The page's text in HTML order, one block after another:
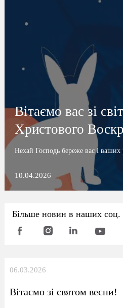
Вітаємо вас зі
Христового
Нехай Господь береже вас і ваших
10.04.2026
Більше новин в наших соц.
06.03.2026
Вітаємо зі святом весни!